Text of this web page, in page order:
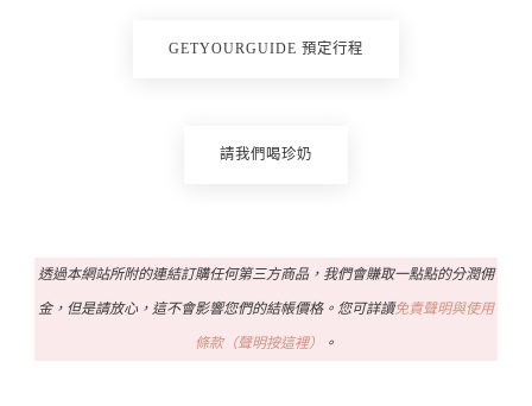
GETYOURGUIDE 預定行程
請我們喝珍奶
透過本網站所附的連結訂購任何第三方商品，我們會賺取一點點的分潤佣
金，但是請放心，這不會影響您們的結帳價格。您可詳讀免責聲明與使用
條款（聲明按這裡） 。